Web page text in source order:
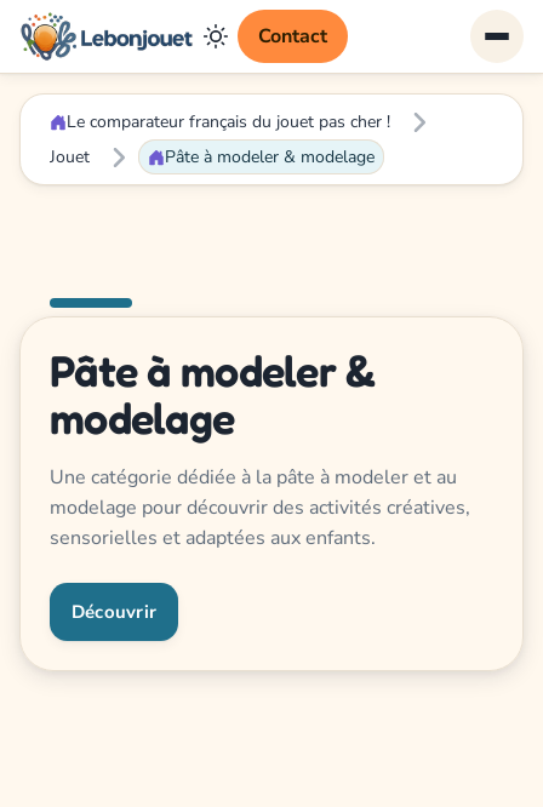
Contact
Le comparateur français du jouet pas cher !
Jouet
Pâte à modeler & modelage
Pâte à modeler &
modelage
Une catégorie dédiée à la pâte à modeler et au
modelage pour découvrir des activités créatives,
sensorielles et adaptées aux enfants.
Découvrir